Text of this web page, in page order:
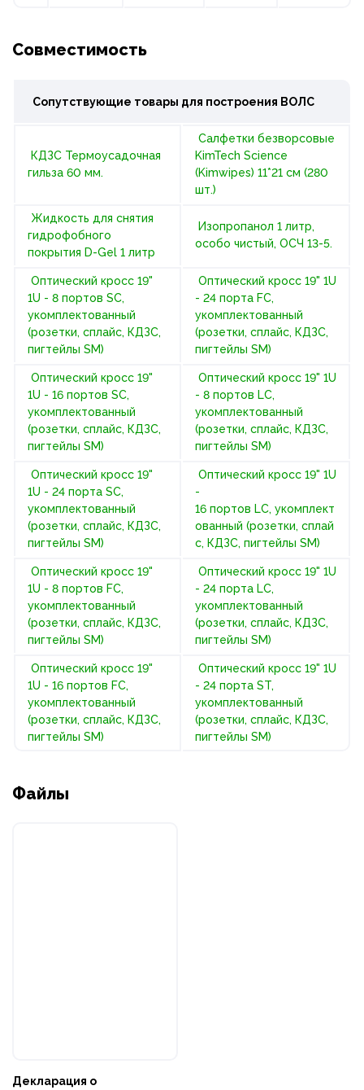
Совместимость
Сопутствующие товары для построения ВОЛС
КДЗС Термоусадочная
гильза 60 мм.
Салфетки безворсовые
KimTech Science
(Kimwipes) 11*21 см (280
шт.)
Жидкость для снятия
гидрофобного
покрытия D-Gel 1 литр
Изопропанол 1 литр,
особо чистый, ОСЧ 13-5.
Оптический кросс 19"
1U - 8 портов SC,
укомплектованный
(розетки, сплайс, КДЗС,
пигтейлы SM)
Оптический кросс 19" 1U
- 24 порта FC,
укомплектованный
(розетки, сплайс, КДЗС,
пигтейлы SM)
Оптический кросс 19"
1U - 16 портов SC,
укомплектованный
(розетки, сплайс, КДЗС,
пигтейлы SM)
Оптический кросс 19" 1U
- 8 портов LC,
укомплектованный
(розетки, сплайс, КДЗС,
пигтейлы SM)
Оптический кросс 19"
1U - 24 порта SC,
укомплектованный
(розетки, сплайс, КДЗС,
пигтейлы SM)
Оптический кросс 19" 1U
-
16 портов LC, укомплект
ованный (розетки, сплай
с, КДЗС, пигтейлы SM)
Оптический кросс 19"
1U - 8 портов FC,
укомплектованный
(розетки, сплайс, КДЗС,
пигтейлы SM)
Оптический кросс 19" 1U
- 24 порта LC,
укомплектованный
(розетки, сплайс, КДЗС,
пигтейлы SM)
Оптический кросс 19"
1U - 16 портов FC,
укомплектованный
(розетки, сплайс, КДЗС,
пигтейлы SM)
Оптический кросс 19" 1U
- 24 порта ST,
укомплектованный
(розетки, сплайс, КДЗС,
пигтейлы SM)
Файлы
Декларация о